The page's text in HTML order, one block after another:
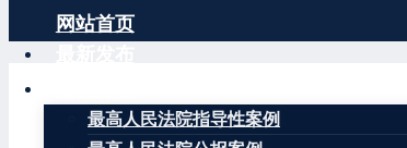
网站首页
最高人民法院指导性案例
记者从甘肃省白银市景泰县委办公室了解